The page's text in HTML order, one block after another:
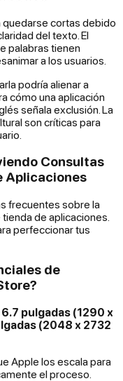
cortas debido
del texto. El
palabras tienen
a los usuarios.
podría alienar a
cómo una aplicación
señala exclusión. La
son críticas para
Consultas
Aplicaciones
frecuentes sobre la
de aplicaciones.
perfeccionar tus
de
pulgadas (1290 x
(2048 x 2732
Apple los escala para
el proceso.